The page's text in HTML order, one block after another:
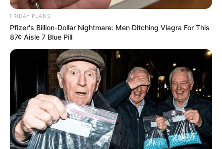
FRIDAY PLANS
Pfizer's Billion-Dollar Nightmare: Men Ditching Viagra For This
87¢ Aisle 7 Blue Pill